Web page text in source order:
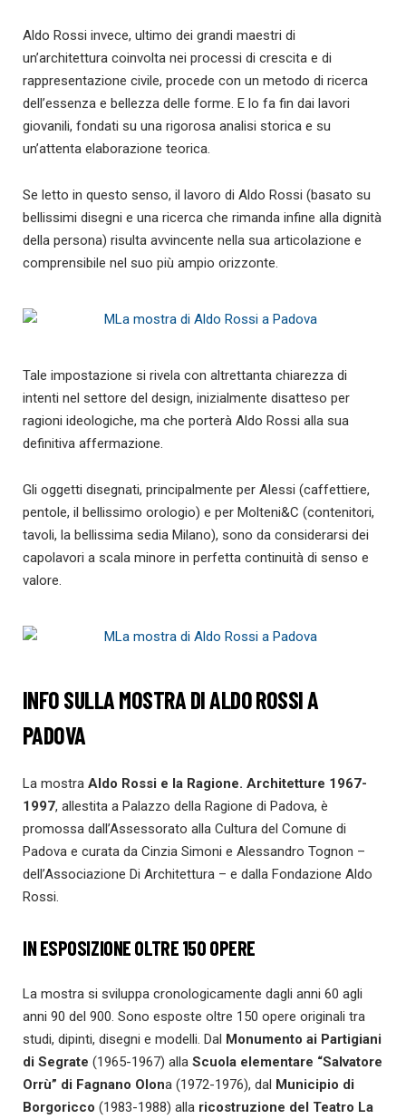
Aldo Rossi invece, ultimo dei grandi maestri di
un’architettura coinvolta nei processi di crescita e di
rappresentazione civile, procede con un metodo di ricerca
dell’essenza e bellezza delle forme. E lo fa fin dai lavori
giovanili, fondati su una rigorosa analisi storica e su
un’attenta elaborazione teorica.
Se letto in questo senso, il lavoro di Aldo Rossi (basato su
bellissimi disegni e una ricerca che rimanda infine alla dignità
della persona) risulta avvincente nella sua articolazione e
comprensibile nel suo più ampio orizzonte.
Tale impostazione si rivela con altrettanta chiarezza di
intenti nel settore del design, inizialmente disatteso per
ragioni ideologiche, ma che porterà Aldo Rossi alla sua
definitiva affermazione.
Gli oggetti disegnati, principalmente per Alessi (caffettiere,
pentole, il bellissimo orologio) e per Molteni&C (contenitori,
tavoli, la bellissima sedia Milano), sono da considerarsi dei
capolavori a scala minore in perfetta continuità di senso e
valore.
INFO SULLA MOSTRA DI ALDO ROSSI A
PADOVA
La mostra Aldo Rossi e la Ragione. Architetture 1967-
1997, allestita a Palazzo della Ragione di Padova, è
promossa dall’Assessorato alla Cultura del Comune di
Padova e curata da Cinzia Simoni e Alessandro Tognon –
dell’Associazione Di Architettura – e dalla Fondazione Aldo
Rossi.
IN ESPOSIZIONE OLTRE 150 OPERE
La mostra si sviluppa cronologicamente dagli anni 60 agli
anni 90 del 900. Sono esposte oltre 150 opere originali tra
studi, dipinti, disegni e modelli. Dal Monumento ai Partigiani
di Segrate (1965-1967) alla Scuola elementare “Salvatore
Orrù” di Fagnano Olona (1972-1976), dal Municipio di
Borgoricco (1983-1988) alla ricostruzione del Teatro La